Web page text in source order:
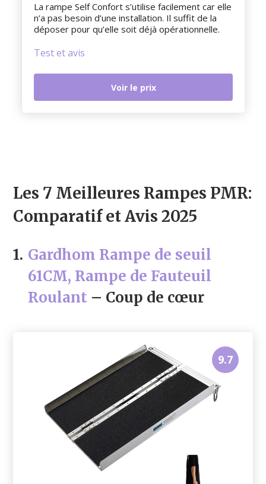
La rampe Self Confort s’utilise facilement car elle
n’a pas besoin d’une installation. Il suffit de la
déposer pour qu’elle soit déjà opérationnelle.
Test et avis
Voir le prix
Les 7 Meilleures Rampes PMR:
Comparatif et Avis 2025
1. Gardhom Rampe de seuil
61CM, Rampe de Fauteuil
Roulant – Coup de cœur
9.7